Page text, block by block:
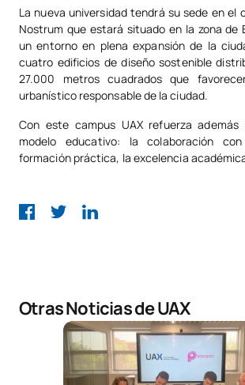
La nueva universidad tendrá su sede en el
Nostrum que estará situado en la zona de
un entorno en plena expansión de la
cuatro edificios de diseño sostenible
27.000 metros cuadrados que
urbanístico responsable de la ciudad.
Con este campus UAX refuerza
modelo educativo: la colaboración
formación práctica, la excelencia
Otras Noticias de UAX